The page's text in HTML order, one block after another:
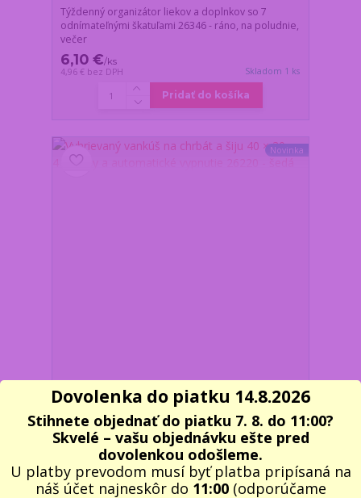
Týždenný organizátor liekov a doplnkov so 7
odnímateľnými škatuľami 26346 - ráno, na poludnie,
večer
6,10 €/ks
4,96 € bez DPH Skladom 1 ks
Pridať do košíka
Novinka
Vyhrievaný vankúš na chrbát a šiju 40 × 30 cm, 4
výkony a automatické vypnutie 26220 - šedá
20,40 €/ ks
16,59 €bez DPH Skladom 4 ks
Pridať do košíka
Dovolenka do piatku 14.8.2026
Stihnete objednať do piatku 7. 8. do 11:00?
Skvelé – vašu objednávku ešte pred
dovolenkou odošleme.
U platby prevodom musí byť platba pripísaná na
náš účet najneskôr do 11:00(odporúčame